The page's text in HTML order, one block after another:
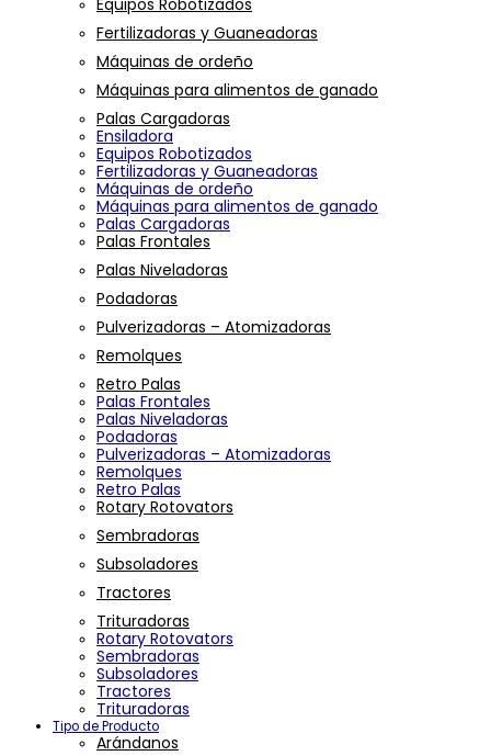
Equipos Robotizados
Fertilizadoras y Guaneadoras
Máquinas de ordeño
Máquinas para alimentos de ganado
Palas Cargadoras
Ensiladora
Equipos Robotizados
Fertilizadoras y Guaneadoras
Máquinas de ordeño
Máquinas para alimentos de ganado
Palas Cargadoras
Palas Frontales
Palas Niveladoras
Podadoras
Pulverizadoras – Atomizadoras
Remolques
Retro Palas
Palas Frontales
Palas Niveladoras
Podadoras
Pulverizadoras – Atomizadoras
Remolques
Retro Palas
Rotary Rotovators
Sembradoras
Subsoladores
Tractores
Trituradoras
Rotary Rotovators
Sembradoras
Subsoladores
Tractores
Trituradoras
Tipo de Producto
Arándanos